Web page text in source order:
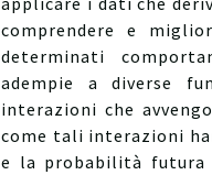
comprendere e
determinati
adempie a diverse
interazioni che
come tali interazioni
e la probabilità futura